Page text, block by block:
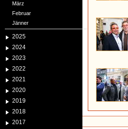
März
Februar
Jänner
2025
2024
2023
2022
2021
2020
2019
2018
2017